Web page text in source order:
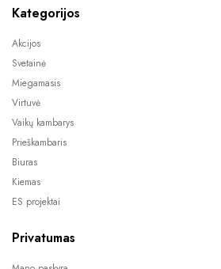
Kategorijos
Akcijos
Svetainė
Miegamasis
Virtuvė
Vaikų kambarys
Prieškambaris
Biuras
Kiemas
ES projektai
Privatumas